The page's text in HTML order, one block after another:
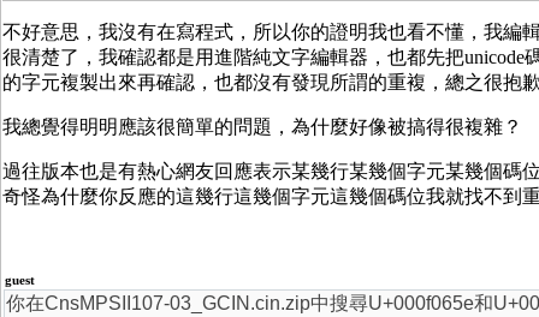
不好意思，我沒有在寫程式，所以你的證明我也看不懂，我編
很清楚了，我確認都是用進階純文字編輯器，也都先把
的字元複製出來再確認，也都沒有發現所謂的重複，總之很抱
我總覺得明明應該很簡單的問題，為什麼好像被搞得很複雜？
過往版本也是有熱心網友回應表示某幾行某幾個字元某幾個碼
奇怪為什麼你反應的這幾行這幾個字元這幾個碼位我就找不到
guest
你在CnsMPSII107-03_GCIN.cin.zip中搜尋U+000f065e和